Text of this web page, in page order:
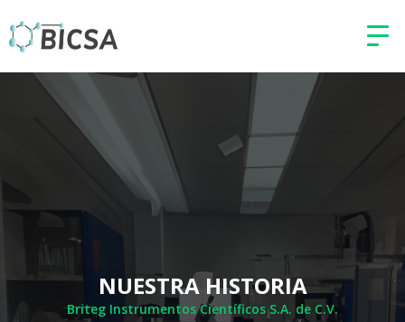
NUESTRA HISTORIA
Briteg Instrumentos Científicos S.A. de C.V.